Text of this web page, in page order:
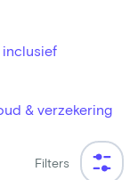
& verzekering
Filters